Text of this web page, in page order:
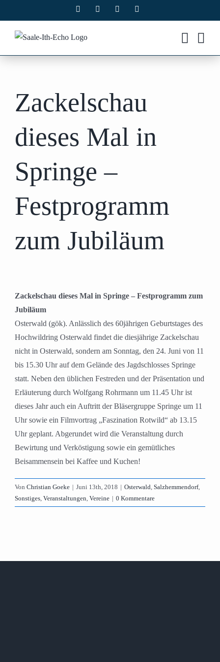
Inhalt
springen
Facebook Instagram
Zackelschau
dieses Mal in
Springe –
Festprogramm
zum Jubiläum
Zackelschau dieses Mal in Springe – Festprogramm zum
Jubiläum
Osterwald (gök). Anlässlich des 60jährigen Geburtstages des
Hochwildring Osterwald findet die diesjährige Zackelschau
nicht in Osterwald, sondern am Sonntag, den 24. Juni von 11
bis 15.30 Uhr auf dem Gelände des Jagdschlosses Springe
statt. Neben den üblichen Festreden und der Präsentation und
Erläuterung durch Wolfgang Rohrmann um 11.45 Uhr ist
dieses Jahr auch ein Auftritt der Bläsergruppe Springe um 11
Uhr sowie ein Filmvortrag „Faszination Rotwild“ ab 13.15
Uhr geplant. Abgerundet wird die Veranstaltung durch
Bewirtung und Verköstigung sowie ein gemütliches
Beisammensein bei Kaffee und Kuchen!
Von Christian Goeke | Juni 13th, 2018 | Osterwald, Salzhemmendorf,
Sonstiges, Veranstaltungen, Vereine | 0 Kommentare